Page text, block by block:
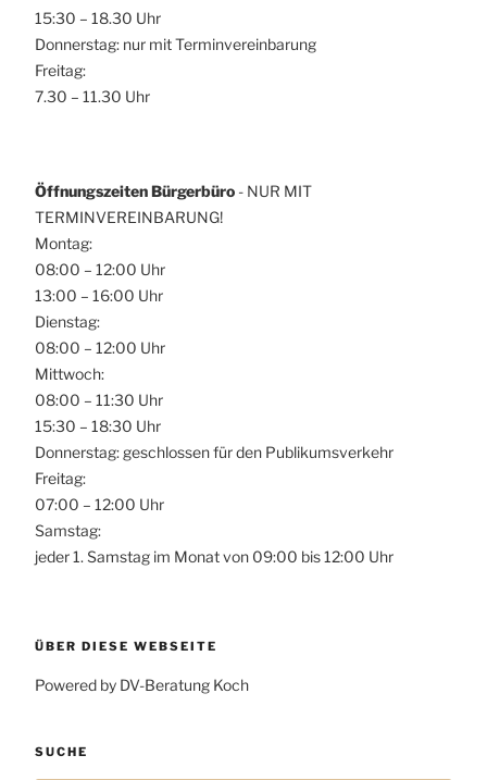
15:30 – 18.30 Uhr
Donnerstag: nur mit Terminvereinbarung
Freitag:
7.30 – 11.30 Uhr
Öffnungszeiten Bürgerbüro - NUR MIT
TERMINVEREINBARUNG!
Montag:
08:00 – 12:00 Uhr
13:00 – 16:00 Uhr
Dienstag:
08:00 – 12:00 Uhr
Mittwoch:
08:00 – 11:30 Uhr
15:30 – 18:30 Uhr
Donnerstag: geschlossen für den Publikumsverkehr
Freitag:
07:00 – 12:00 Uhr
Samstag:
jeder 1. Samstag im Monat von 09:00 bis 12:00 Uhr
ÜBER DIESE WEBSEITE
Powered by DV-Beratung Koch
SUCHE